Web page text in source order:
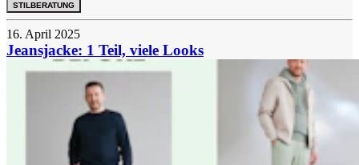
STILBERATUNG
16. April 2025
Jeansjacke: 1 Teil, viele Looks